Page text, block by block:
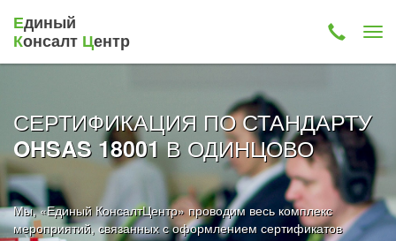
Единый
Консалт Центр
СЕРТИФИКАЦИЯ ПО СТАНДАРТУ
OHSAS 18001В ОДИНЦОВО
Мы, «Единый КонсалтЦентр» проводим весь комплекс
мероприятий, связанных с оформлением сертификатов